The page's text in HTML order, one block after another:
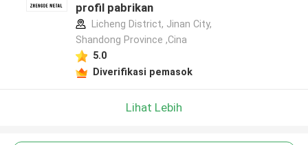
profil pabrikan
Licheng District, Jinan City,
Shandong Province ,Cina
5.0
Diverifikasi pemasok
Lihat Lebih